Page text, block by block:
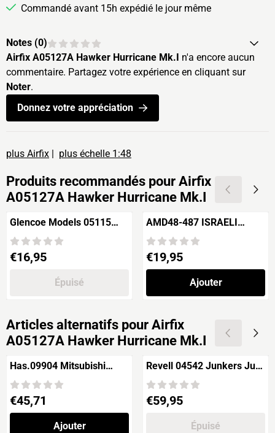
Commandé avant 15h expédié le jour même
Notes (0)
Airfix A05127A Hawker Hurricane Mk.I n'a encore aucun
commentaire. Partagez votre expérience en cliquant sur
Noter.
Donnez votre appréciation
plus Airfix | plus échelle 1:48
Produits recommandés pour Airfix
A05127A Hawker Hurricane Mk.I
Glencoe Models 05115
Pfalz D.III
Prix: 16,95
€16,95
Épuisé
AMD48-487 ISRAELI
BARAK F-16
Prix: 19,95
€19,95
Ajouter
Articles alternatifs pour Airfix
A05127A Hawker Hurricane Mk.I
Has.09904 Mitsubishi
A6M2B Zero Type 21
"Super Ace" W/Figure
Prix: 45,71
€45,71
Ajouter
Revell 04542 Junkers Ju-
88 C-6 Nightfighter
Prix: 59,95
€59,95
Épuisé